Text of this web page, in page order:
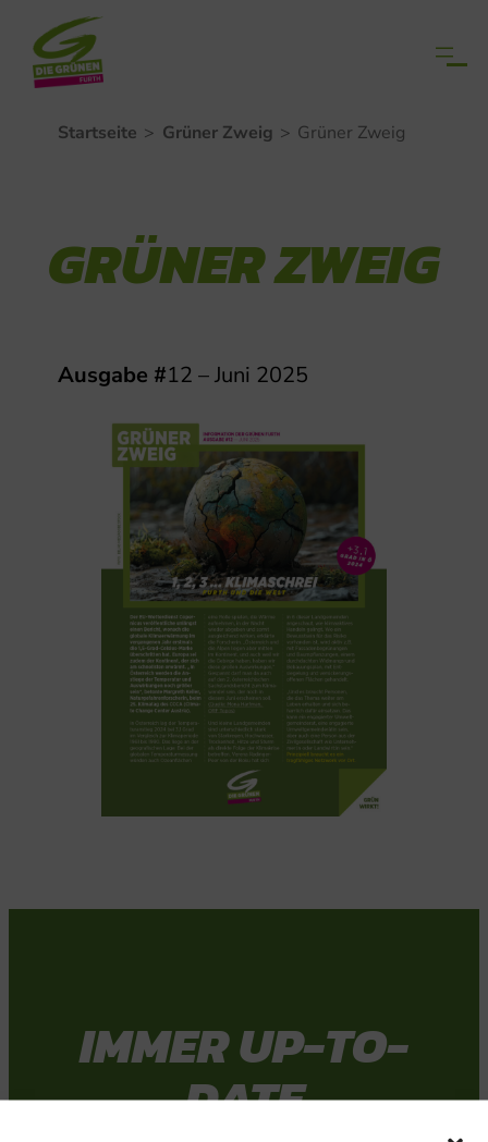
Startseite > Grüner Zweig > Grüner Zweig
GRÜNER ZWEIG
Ausgabe #12 – Juni 2025
IMMER UP-TO-
DATE